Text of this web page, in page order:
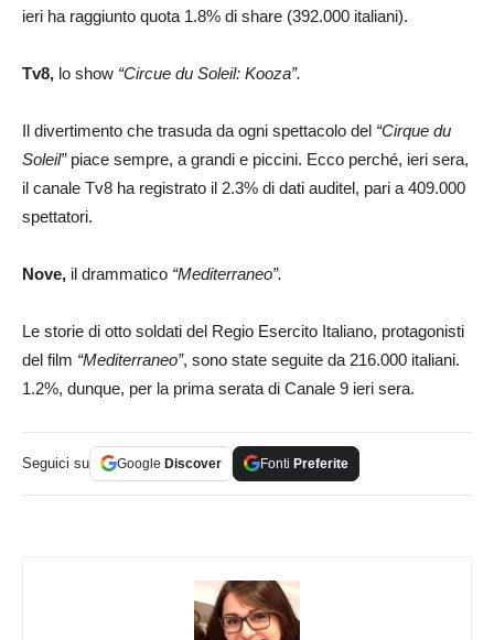
ieri ha raggiunto quota 1.8% di share (392.000 italiani).
Tv8, lo show “Circue du Soleil: Kooza”.
Il divertimento che trasuda da ogni spettacolo del “Cirque du
Soleil”piace sempre, a grandi e piccini. Ecco perché, ieri sera,
il canale Tv8 ha registrato il 2.3% di dati auditel, pari a 409.000
spettatori.
Nove, il drammatico “Mediterraneo”.
Le storie di otto soldati del Regio Esercito Italiano, protagonisti
del film “Mediterraneo”, sono state seguite da 216.000 italiani.
1.2%, dunque, per la prima serata di Canale 9 ieri sera.
Seguici su Google Discover Fonti Preferite